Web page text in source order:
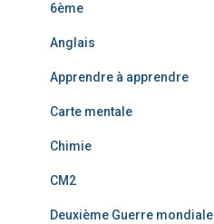
6ème
Anglais
Apprendre à apprendre
Carte mentale
Chimie
CM2
Deuxième Guerre mondiale